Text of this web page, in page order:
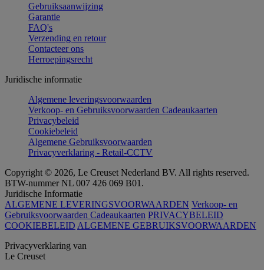
Gebruiksaanwijzing
Garantie
FAQ's
Verzending en retour
Contacteer ons
Herroepingsrecht
Juridische informatie
Algemene leveringsvoorwaarden
Verkoop- en Gebruiksvoorwaarden Cadeaukaarten
Privacybeleid
Cookiebeleid
Algemene Gebruiksvoorwaarden
Privacyverklaring - Retail-CCTV
Copyright © 2026, Le Creuset Nederland BV. All rights reserved.
BTW-nummer NL 007 426 069 B01.
Juridische Informatie
ALGEMENE LEVERINGSVOORWAARDEN Verkoop- en
Gebruiksvoorwaarden Cadeaukaarten PRIVACYBELEID
COOKIEBELEID ALGEMENE GEBRUIKSVOORWAARDEN
Privacyverklaring van
Le Creuset